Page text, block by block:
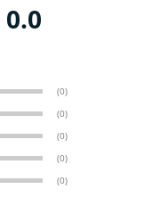
0.0
(0)
(0)
(0)
(0)
(0)